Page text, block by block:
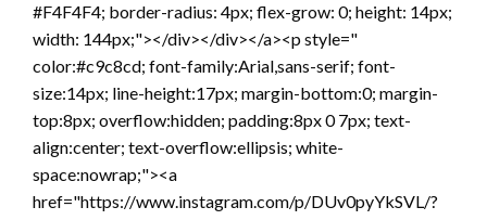
#F4F4F4; border-radius: 4px; flex-grow: 0; height: 14px;
width: 144px;"></div></div></a><p style="
color:#c9c8cd; font-family:Arial,sans-serif; font-
size:14px; line-height:17px; margin-bottom:0; margin-
top:8px; overflow:hidden; padding:8px 0 7px; text-
align:center; text-overflow:ellipsis; white-
space:nowrap;"><a
href="https://www.instagram.com/p/DUv0pyYkSVL/?